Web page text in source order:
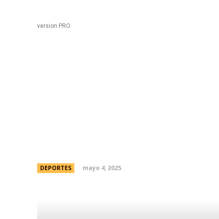
version PRO
DEPORTES mayo 4, 2025